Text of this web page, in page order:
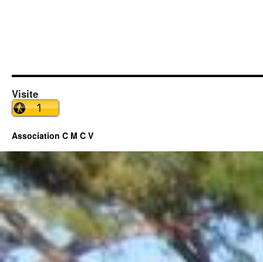
Visite
Association C M C V